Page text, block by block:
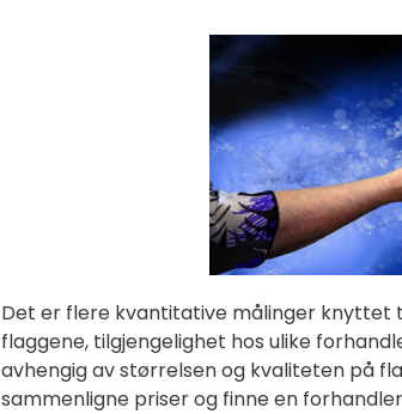
Det er flere kvantitative målinger knyttet
flaggene, tilgjengelighet hos ulike
avhengig av størrelsen og kvaliteten på
sammenligne priser og finne en